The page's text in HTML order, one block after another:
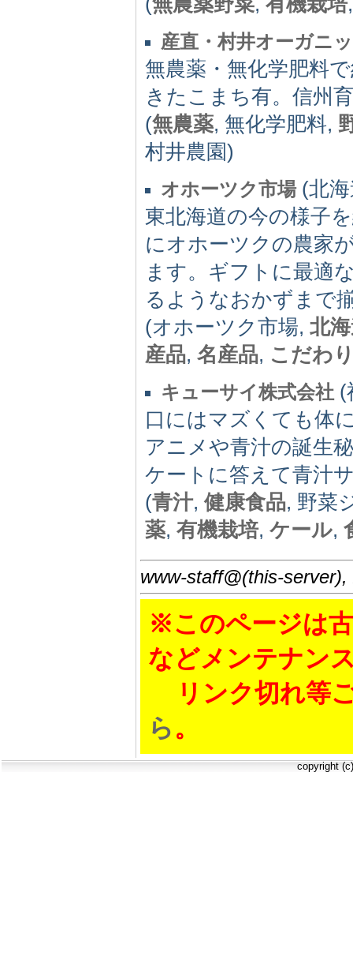
産直・村井オーガニ
無農薬・無化学肥料
きたこまち有。信州
(無農薬, 無化学肥料,
村井農園)
オホーツク市場(北海
東北海道の今の様子
にオホーツクの農家
ます。ギフトに最適
るようなおかずまで
(オホーツク市場, 北
産品, 名産品, こだわ
キューサイ株式会社 (
口にはマズくても体
アニメや青汁の誕生
ケートに答えて青汁
(青汁, 健康食品, 野菜
薬, 有機栽培, ケール,
www-staff@(this-
※このページは
などメンテナン
リンク切れ等
ら。
copyright